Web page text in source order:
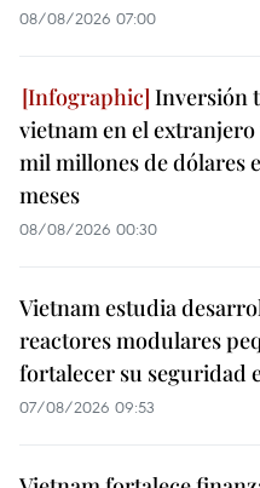
08/08/2026 07:00
Inversión
vietnam en el extranjero
mil millones de dólares
meses
08/08/2026 00:30
Vietnam estudia
reactores modulares
fortalecer su seguridad
07/08/2026 09:53